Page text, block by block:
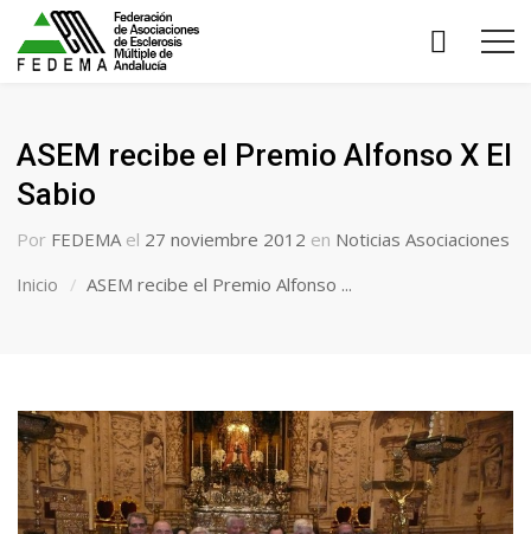
ASEM recibe el Premio Alfonso X El
Sabio
Por FEDEMA el 27 noviembre 2012 en Noticias Asociaciones
Inicio
ASEM recibe el Premio Alfonso ...